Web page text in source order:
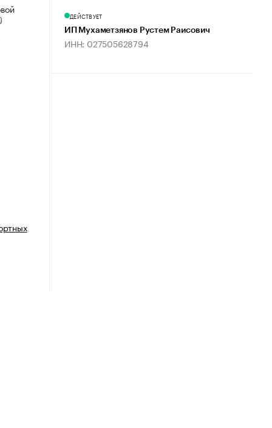
ДЕЙСТВУЕТ
ИП Мухаметзянов Рустем Раисович
ИНН: 027505628794